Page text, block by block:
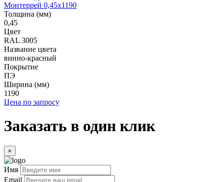
Монтеррей 0,45х1190
Толщина (мм)
0,45
Цвет
RAL 3005
Название цвета
винно-красный
Покрытие
ПЭ
Ширина (мм)
1190
Цена по запросу
Заказать в один клик
×
Имя
Email